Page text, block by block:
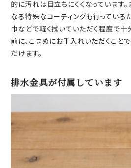
的に汚れは目立ちにくくなっています。
なる特殊なコーティングも行っている
巾などで軽く拭いていただく程度で十
前に、こまめにお手入れいただくこと
だけます。
排水金具が付属しています